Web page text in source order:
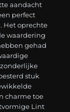
aandacht
perfect
Het oprechte
waardering
gehad
stuk
charme toe
Lint